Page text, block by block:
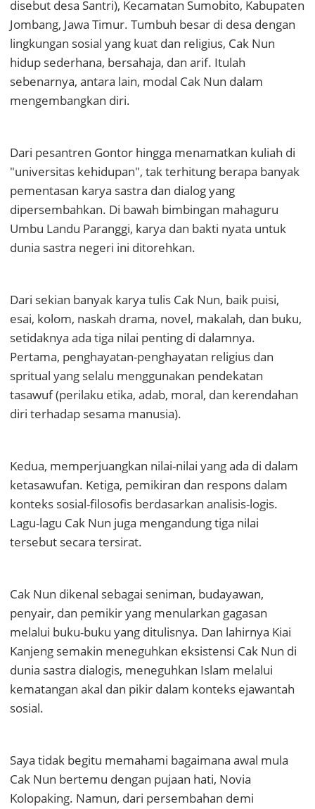
disebut desa Santri), Kecamatan Sumobito, Kabupaten
Jombang, Jawa Timur. Tumbuh besar di desa dengan
lingkungan sosial yang kuat dan religius, Cak Nun
hidup sederhana, bersahaja, dan arif. Itulah
sebenarnya, antara lain, modal Cak Nun dalam
mengembangkan diri.
Dari pesantren Gontor hingga menamatkan kuliah di
"universitas kehidupan", tak terhitung berapa banyak
pementasan karya sastra dan dialog yang
dipersembahkan. Di bawah bimbingan mahaguru
Umbu Landu Paranggi, karya dan bakti nyata untuk
dunia sastra negeri ini ditorehkan.
Dari sekian banyak karya tulis Cak Nun, baik puisi,
esai, kolom, naskah drama, novel, makalah, dan buku,
setidaknya ada tiga nilai penting di dalamnya.
Pertama, penghayatan-penghayatan religius dan
spritual yang selalu menggunakan pendekatan
tasawuf (perilaku etika, adab, moral, dan kerendahan
diri terhadap sesama manusia).
Kedua, memperjuangkan nilai-nilai yang ada di dalam
ketasawufan. Ketiga, pemikiran dan respons dalam
konteks sosial-filosofis berdasarkan analisis-logis.
Lagu-lagu Cak Nun juga mengandung tiga nilai
tersebut secara tersirat.
Cak Nun dikenal sebagai seniman, budayawan,
penyair, dan pemikir yang menularkan gagasan
melalui buku-buku yang ditulisnya. Dan lahirnya Kiai
Kanjeng semakin meneguhkan eksistensi Cak Nun di
dunia sastra dialogis, meneguhkan Islam melalui
kematangan akal dan pikir dalam konteks ejawantah
sosial.
Saya tidak begitu memahami bagaimana awal mula
Cak Nun bertemu dengan pujaan hati, Novia
Kolopaking. Namun, dari persembahan demi